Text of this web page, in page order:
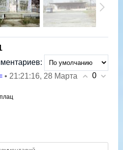
0
• 21:21:16, 28 Марта